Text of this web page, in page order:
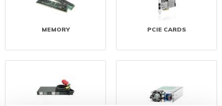
MEMORY PCIE CARDS